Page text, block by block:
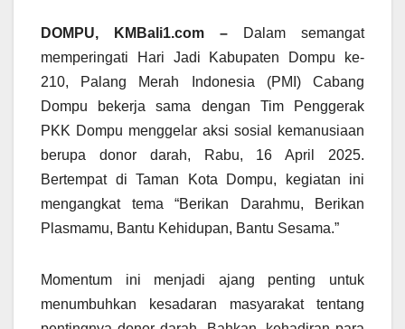
DOMPU, KMBali1.com –
Dalam semangat
memperingati Hari Jadi Kabupaten Dompu ke-
210, Palang Merah Indonesia (PMI) Cabang
Dompu bekerja sama dengan Tim Penggerak
PKK Dompu menggelar aksi sosial kemanusiaan
berupa donor darah, Rabu, 16 April 2025.
Bertempat di Taman Kota Dompu, kegiatan ini
mengangkat tema “Berikan Darahmu, Berikan
Plasmamu, Bantu Kehidupan, Bantu Sesama.”
Momentum ini menjadi ajang penting untuk
menumbuhkan kesadaran masyarakat tentang